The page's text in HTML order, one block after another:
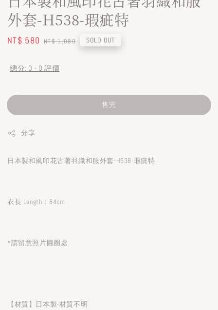
外套-H538-瑕疵特
Sale
NT$ 580 Regular
NT$ 1,080 SOLD OUT
總分: 0 - 0 評價
售完
分享
日本製和風印花古著羽織和服外套-H538-瑕疵特
衣長 Length：84cm
*請留意照片圓圈處
【材質】日本製-材質不明